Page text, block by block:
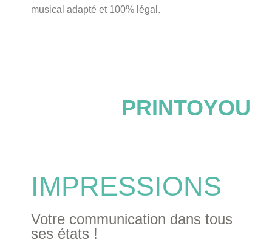
musical adapté et 100% légal.
PRINTOYOU
IMPRESSIONS
Votre communication dans tous
ses états !